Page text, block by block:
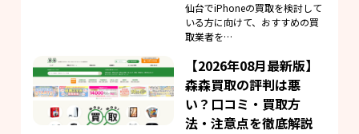
仙台でiPhoneの買取を検討して
いる方に向けて、おすすめの買
取業者を…
【2026年08月最新版】
森森買取の評判は悪
い？口コミ・買取方
法・注意点を徹底解説